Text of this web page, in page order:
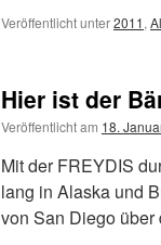
Veröffentlicht unter2011,
Hier ist der
Veröffentlicht am 18.
Mit der FREYDIS
lang in Alaska und
von San Diego